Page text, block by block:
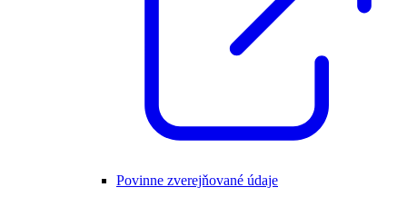
Povinne zverejňované údaje